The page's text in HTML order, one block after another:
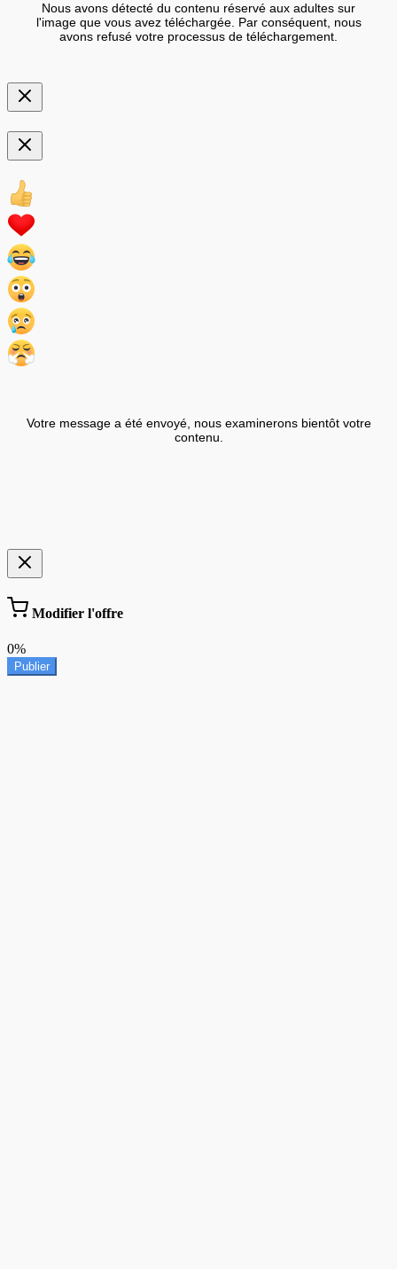
Nous avons détecté du contenu réservé aux adultes sur
l'image que vous avez téléchargée. Par conséquent, nous
avons refusé votre processus de téléchargement.
Votre message a été envoyé, nous examinerons bientôt votre
contenu.
Modifier l'offre
0%
Publier